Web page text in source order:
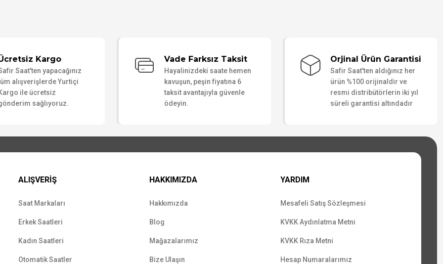
Kargo
Saat'ten yapacağınız
alışverişlerde Yurtiçi
ile ücretsiz
sağlıyoruz.
Vade Farksız Taksit
Hayalinizdeki saate hemen
kavuşun, peşin fiyatına 6
taksit avantajıyla güvenle
ödeyin.
Orjinal Ürün Garantisi
Safir Saat'ten aldığınız her
ürün %100 orijinaldir ve
resmi distribütörlerin iki yıl
süreli garantisi altındadır
ALIŞVERİŞ
Saat Markaları
Erkek Saatleri
Kadın Saatleri
Otomatik Saatler
HAKKIMIZDA
Hakkımızda
Blog
Mağazalarımız
Bize Ulaşın
YARDIM
Mesafeli Satış Sözleşmesi
KVKK Aydınlatma Metni
KVKK Rıza Metni
Hesap Numaralarımız